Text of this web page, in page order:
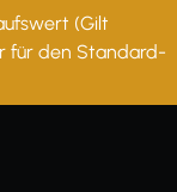
(Gilt
für den Standard-